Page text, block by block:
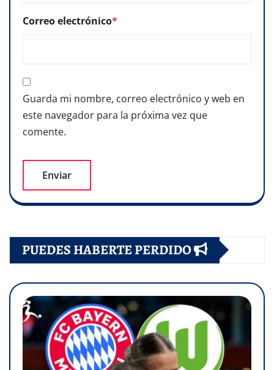
Correo electrónico*
Guarda mi nombre, correo electrónico y web en
este navegador para la próxima vez que
comente.
PUEDES HABERTE PERDIDO